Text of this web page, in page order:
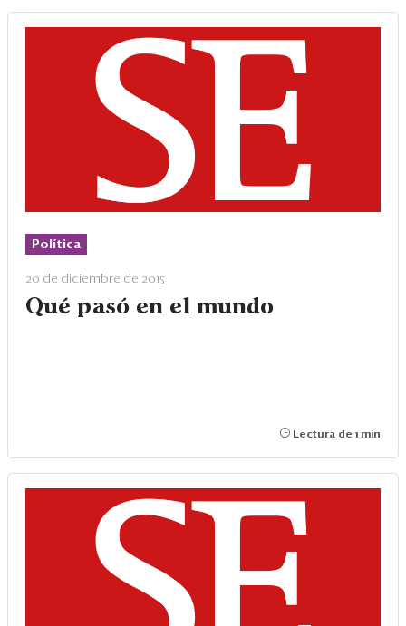
Política
20 de diciembre de 2015
Qué pasó en el mundo
Lectura de 1 min